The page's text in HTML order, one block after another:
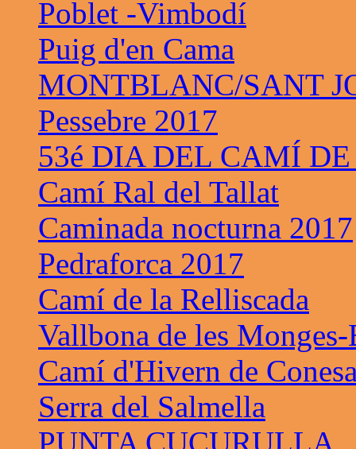
Poblet -Vimbodí
Puig d'en Cama
MONTBLANC/SANT
Pessebre 2017
53é DIA DEL CAMÍ
Camí Ral del Tallat
Caminada nocturna 2017
Pedraforca 2017
Camí de la Relliscada
Vallbona de les
Camí d'Hivern de
Serra del Salmella
PUNTA CUCURULLA